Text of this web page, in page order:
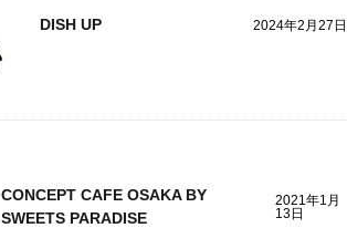
DISH UP 2024年2月27日
CONCEPT CAFE OSAKA BY
SWEETS PARADISE
2021年1月
13日